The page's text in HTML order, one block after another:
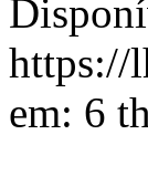
https://
em: 6